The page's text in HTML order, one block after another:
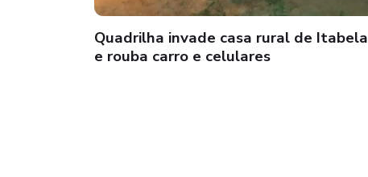
Quadrilha invade casa rural de Itabela
e rouba carro e celulares